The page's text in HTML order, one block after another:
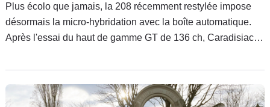
Marques
Plus écolo que jamais, la 208 récemment restylée impose
désormais la micro-hybridation avec la boîte automatique.
Après l'essai du haut de gamme GT de 136 ch, Caradisiac
pouvait suffire, sachant qu'elle coûte bien moins cher…